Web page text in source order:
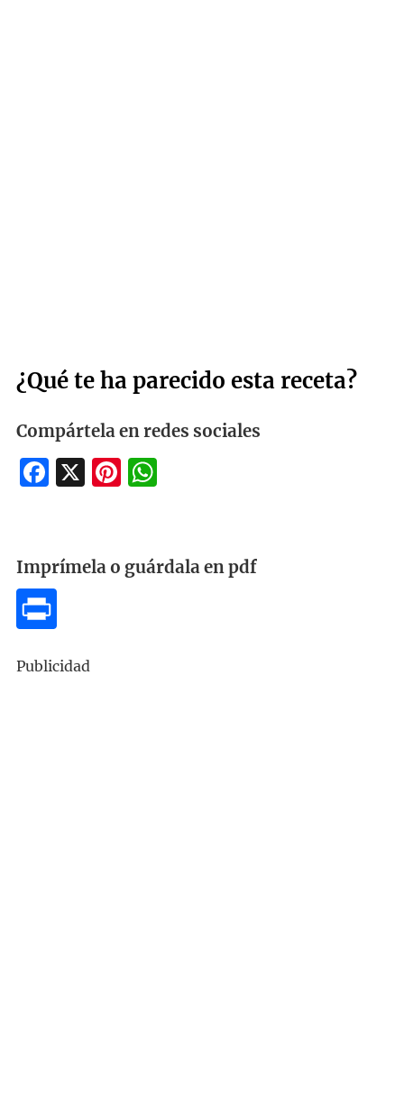
¿Qué te ha parecido esta receta?
Compártela en redes sociales
Facebook
X Pinterest
WhatsApp
Imprímela o guárdala en pdf
Publicidad